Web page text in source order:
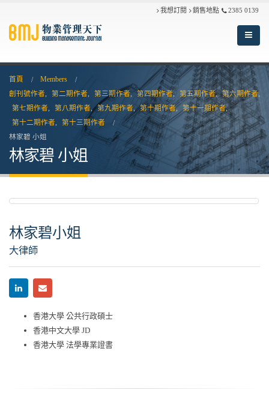
我想訂閱 銷售地點 2385 0139
首頁
Members
創刊號作者, 第二期作者, 第三期作者, 第四期作者, 第五期作者, 第六期作者,
第七期作者, 第八期作者, 第九期作者, 第十期作者, 第十一期作者,
第十二期作者,
第十三期作者
林家碧 小姐
林家碧 小姐
林家碧小姐
大律師
香港大學 公共行政碩士
香港中文大學 JD
香港大學 法學專業證書